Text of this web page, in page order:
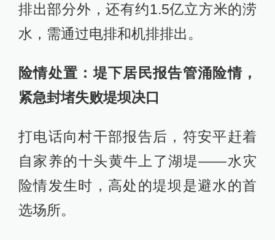
排出部分外，还有约1.5亿立方米的涝
水，需通过电排和机排排出。
险情处置：堤下居民报告管涌险情，
紧急封堵失败堤坝决口
打电话向村干部报告后，符安平赶着
自家养的十头黄牛上了湖堤——水灾
险情发生时，高处的堤坝是避水的首
选场所。